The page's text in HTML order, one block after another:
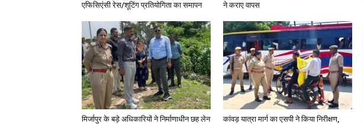
एफिसिएंसी रेस/शूटिंग प्रतियोगिता का समापन
ने कराए वापस
मिर्जापुर के बड़े अधिकारियों ने निर्माणाधीन छह लेन
कांवड़ यात्रा मार्ग का एसपी ने किया निरीक्षण,